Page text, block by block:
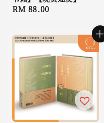
Regular
RM 88.00